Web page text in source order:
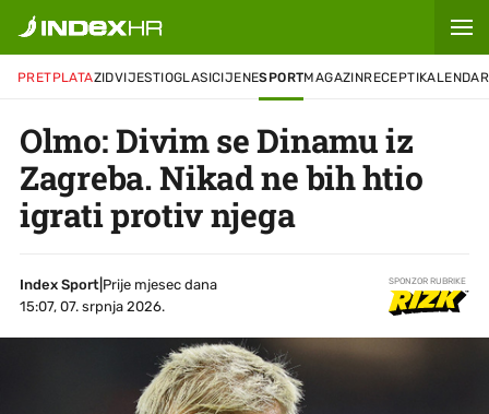
PRETPLATAZIDVIJESTIOGLASICIJENESPORTMAGAZINRECEPTIKALENDAR
Olmo: Divim se Dinamu iz
Zagreba. Nikad ne bih htio
igrati protiv njega
Index Sport
Prije mjesec dana
15:07, 07. srpnja 2026.
SPONZOR RUBRIKE